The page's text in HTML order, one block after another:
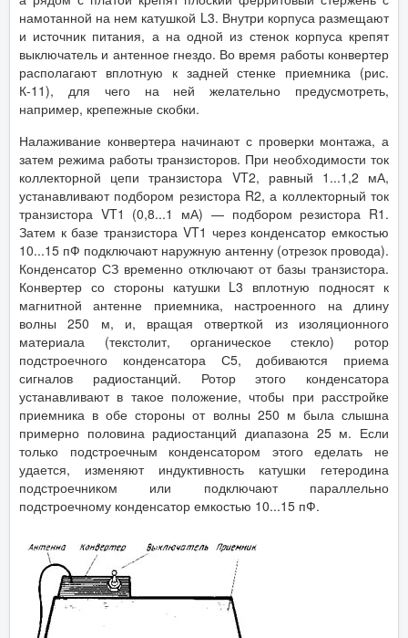
намотанной на нем катушкой L3. Внутри корпуса размещают
и источник питания, а на одной из стенок корпуса крепят
выключатель и антенное гнездо. Во время работы конвертер
располагают вплотную к задней стенке приемника (рис.
К-11), для чего на ней желательно предусмотреть,
например, крепежные скобки.
Налаживание конвертера начинают с проверки монтажа, а
затем режима работы транзисторов. При необходимости ток
коллекторной цепи транзистора VT2, равный 1...1,2 мА,
устанавливают подбором резистора R2, а коллекторный ток
транзистора VT1 (0,8...1 мА) — подбором резистора R1.
Затем к базе транзистора VT1 через конденсатор емкостью
10...15 пФ подключают наружную антенну (отрезок провода).
Конденсатор СЗ временно отключают от базы транзистора.
Конвертер со стороны катушки L3 вплотную подносят к
магнитной антенне приемника, настроенного на длину
волны 250 м, и, вращая отверткой из изоляционного
материала (текстолит, органическое стекло) ротор
подстроечного конденсатора С5, добиваются приема
сигналов радиостанций. Ротор этого конденсатора
устанавливают в такое положение, чтобы при расстройке
приемника в обе стороны от волны 250 м была слышна
примерно половина радиостанций диапазона 25 м. Если
только подстроечным конденсатором этого еделать не
удается, изменяют индуктивность катушки гетеродина
подстроечником или подключают параллельно
подстроечному конденсатор емкостью 10...15 пФ.